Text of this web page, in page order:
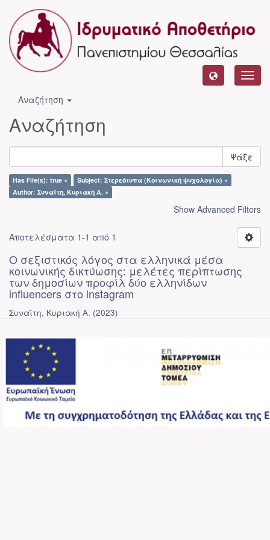
Αναζήτηση
Αναζήτηση
Ψάξε
Has File(s): true ×
Subject: Στερεότυπα (Κοινωνική ψυχολογία) ×
Author: Συναΐτη, Κυριακή Α. ×
Show Advanced Filters
Αποτελέσματα 1-1 από 1
Ο σεξιστικός λόγος στα ελληνικά μέσα
κοινωνικής δικτύωσης: μελέτες περίπτωσης
των δημοσίων προφίλ δύο ελληνίδων
influencers στο instagram
Συναΐτη, Κυριακή Α. (2023)